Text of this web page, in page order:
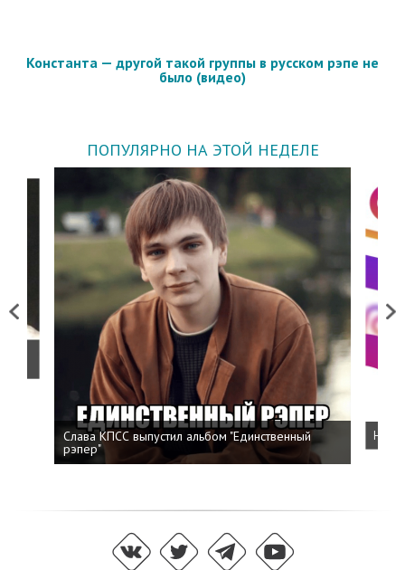
Константа — другой такой группы в русском рэпе не
было (видео)
ПОПУЛЯРНО НА ЭТОЙ НЕДЕЛЕ
Previous
Слава КПСС выпустил альбом "Единственный
рэпер"
Next